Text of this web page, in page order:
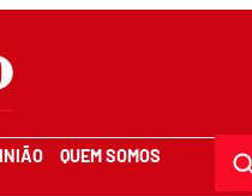
QUEM SOMOS